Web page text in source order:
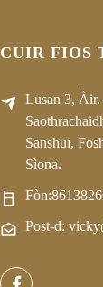
CUIR FIOS
Lusan 3,
Sanshui,
Sìona.
Fòn:
Post-d: